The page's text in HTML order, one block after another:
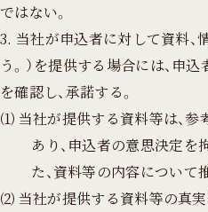
ではない。
3. 当社が申込者に対して資料、
う。）を提供する場合には、申
を確認し、承諾する。
⑴ 当社が提供する資料等は、
あり、申込者の意思決定を
た、資料等の内容について
⑵ 当社が提供する資料等の真実